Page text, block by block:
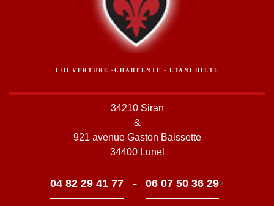
COUVERTURE -CHARPENTE - ETANCHIETE
34210 Siran
&
921 avenue Gaston Baissette
34400 Lunel
04 82 29 41 77 - 06 07 50 36 29>